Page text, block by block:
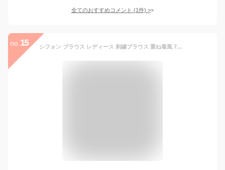
全てのおすすめコメント (1件) >
no. 15 シフォン ブラウス レディース 刺繍ブラウス 重ね着風 7分袖 春夏 トップス きれいめ 上品 お呼ばれ 通勤 旅行 女子会 お出かけ 母の日 プレゼント 30代 40代 50代 60代 シニア オシャレ 16813